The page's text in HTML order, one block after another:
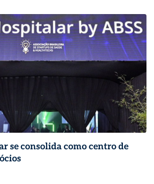
se consolida como centro de